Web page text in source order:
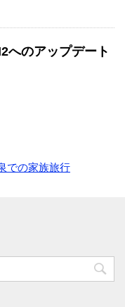
へのアップデート
での家族旅行